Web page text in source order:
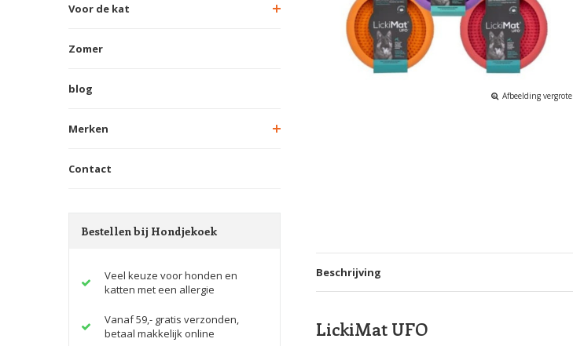
Voor de kat
Zomer
blog
Merken
Contact
Bestellen bij Hondjekoek
Veel keuze voor honden en
katten met een allergie
Vanaf 59,- gratis verzonden,
betaal makkelijk online
Afbeelding
Beschrijving
LickiMat UFO